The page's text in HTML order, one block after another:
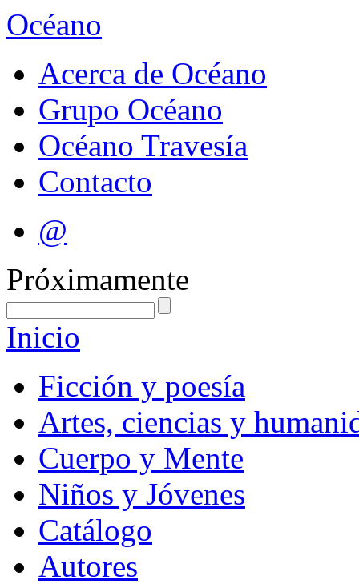
Océano
Acerca de Océano
Grupo Océano
Océano Travesía
Contacto
@
Próximamente
Inicio
Ficción y poesía
Artes, ciencias y
Cuerpo y Mente
Niños y Jóvenes
Catálogo
Autores